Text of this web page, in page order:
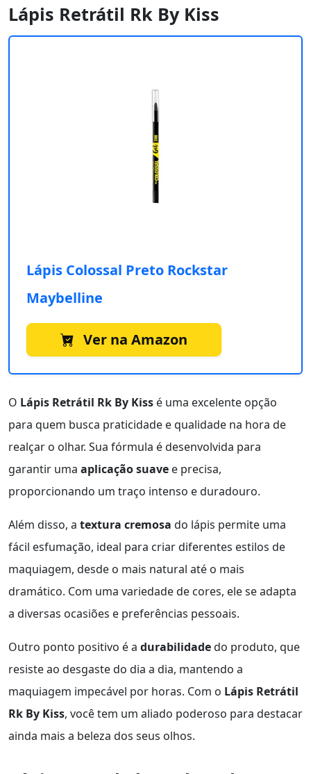
Lápis Retrátil Rk By Kiss
Lápis Colossal Preto Rockstar
Maybelline
Ver na Amazon
O Lápis Retrátil Rk By Kiss é uma excelente opção
para quem busca praticidade e qualidade na hora de
realçar o olhar. Sua fórmula é desenvolvida para
garantir uma aplicação suave e precisa,
proporcionando um traço intenso e duradouro.
Além disso, a textura cremosa do lápis permite uma
fácil esfumação, ideal para criar diferentes estilos de
maquiagem, desde o mais natural até o mais
dramático. Com uma variedade de cores, ele se adapta
a diversas ocasiões e preferências pessoais.
Outro ponto positivo é a durabilidadedo produto, que
resiste ao desgaste do dia a dia, mantendo a
maquiagem impecável por horas. Com o Lápis Retrátil
Rk By Kiss, você tem um aliado poderoso para destacar
ainda mais a beleza dos seus olhos.